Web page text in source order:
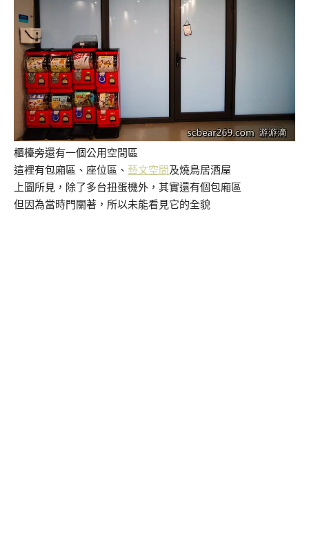
櫃檯旁還有一個公用空間區
這裡有包廂區、座位區、 藝文空間 及燒鳥居酒屋
上圖所見，除了多台扭蛋機外，其實還有個包廂區
但因為當時門關著，所以未能看見它的全貌